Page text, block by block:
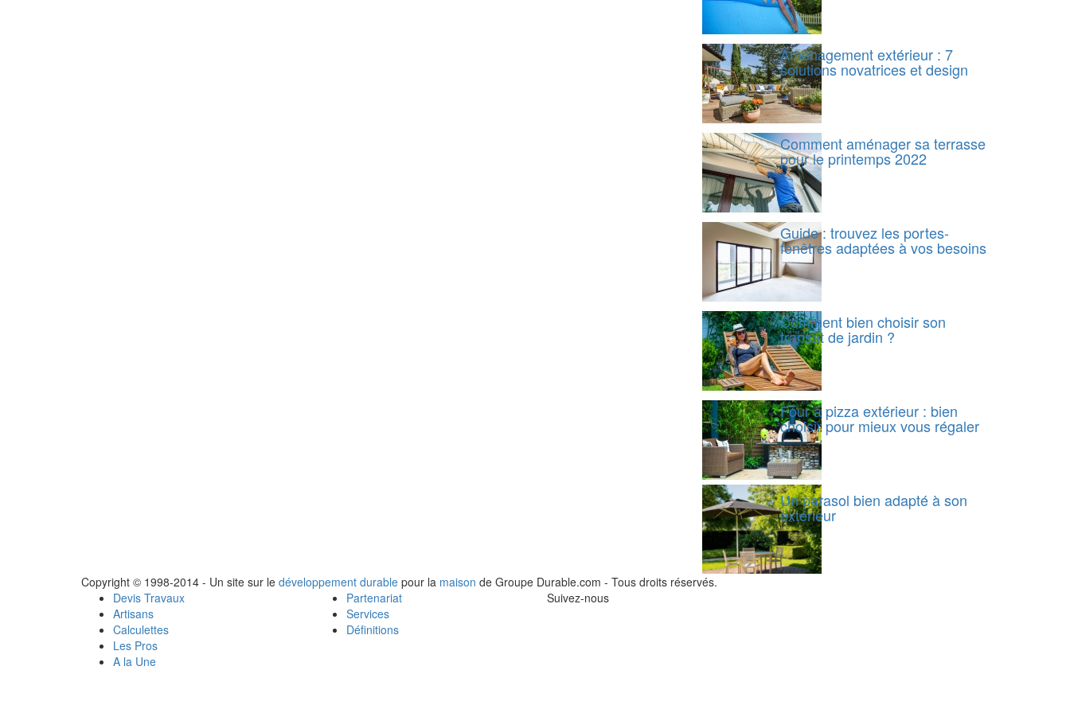
Aménagement extérieur : 7
solutions novatrices et design
Comment aménager sa terrasse
pour le printemps 2022
Guide : trouvez les portes-
fenêtres adaptées à vos besoins
Comment bien choisir son
transat de jardin ?
Four à pizza extérieur : bien
choisir pour mieux vous régaler
Un parasol bien adapté à son
extérieur
Copyright © 1998-2014 - Un site sur le développement durable pour la maison de Groupe Durable.com - Tous droits réservés.
Devis Travaux
Artisans
Calculettes
Les Pros
A la Une
Partenariat
Services
Définitions
Suivez-nous